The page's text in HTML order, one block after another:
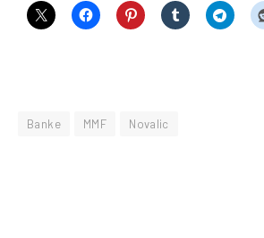
Banke MMF Novalic